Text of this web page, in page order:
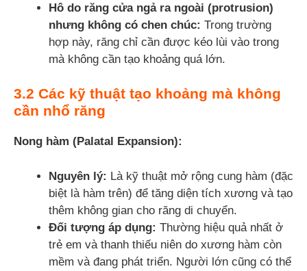
Hô do răng cửa ngả ra ngoài (protrusion)
nhưng không có chen chúc: Trong trường
hợp này, răng chỉ cần được kéo lùi vào trong
mà không cần tạo khoảng quá lớn.
3.2 Các kỹ thuật tạo khoảng mà không
cần nhổ răng
Nong hàm (Palatal Expansion):
Nguyên lý: Là kỹ thuật mở rộng cung hàm (đặc
biệt là hàm trên) để tăng diện tích xương và tạo
thêm không gian cho răng di chuyển.
Đối tượng áp dụng: Thường hiệu quả nhất ở
trẻ em và thanh thiếu niên do xương hàm còn
mềm và đang phát triển. Người lớn cũng có thể